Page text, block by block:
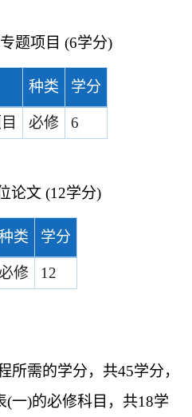
题项目 (6学分)
种类 学分
必修 6
论文 (12学分)
类 学分
修 12
所需的学分，共45学分，
(一)的必修科目，共18学